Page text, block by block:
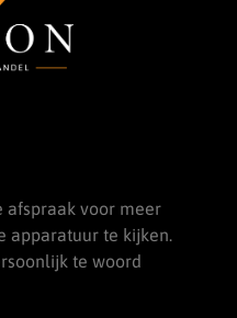
afspraak voor meer
apparatuur te kijken.
te woord